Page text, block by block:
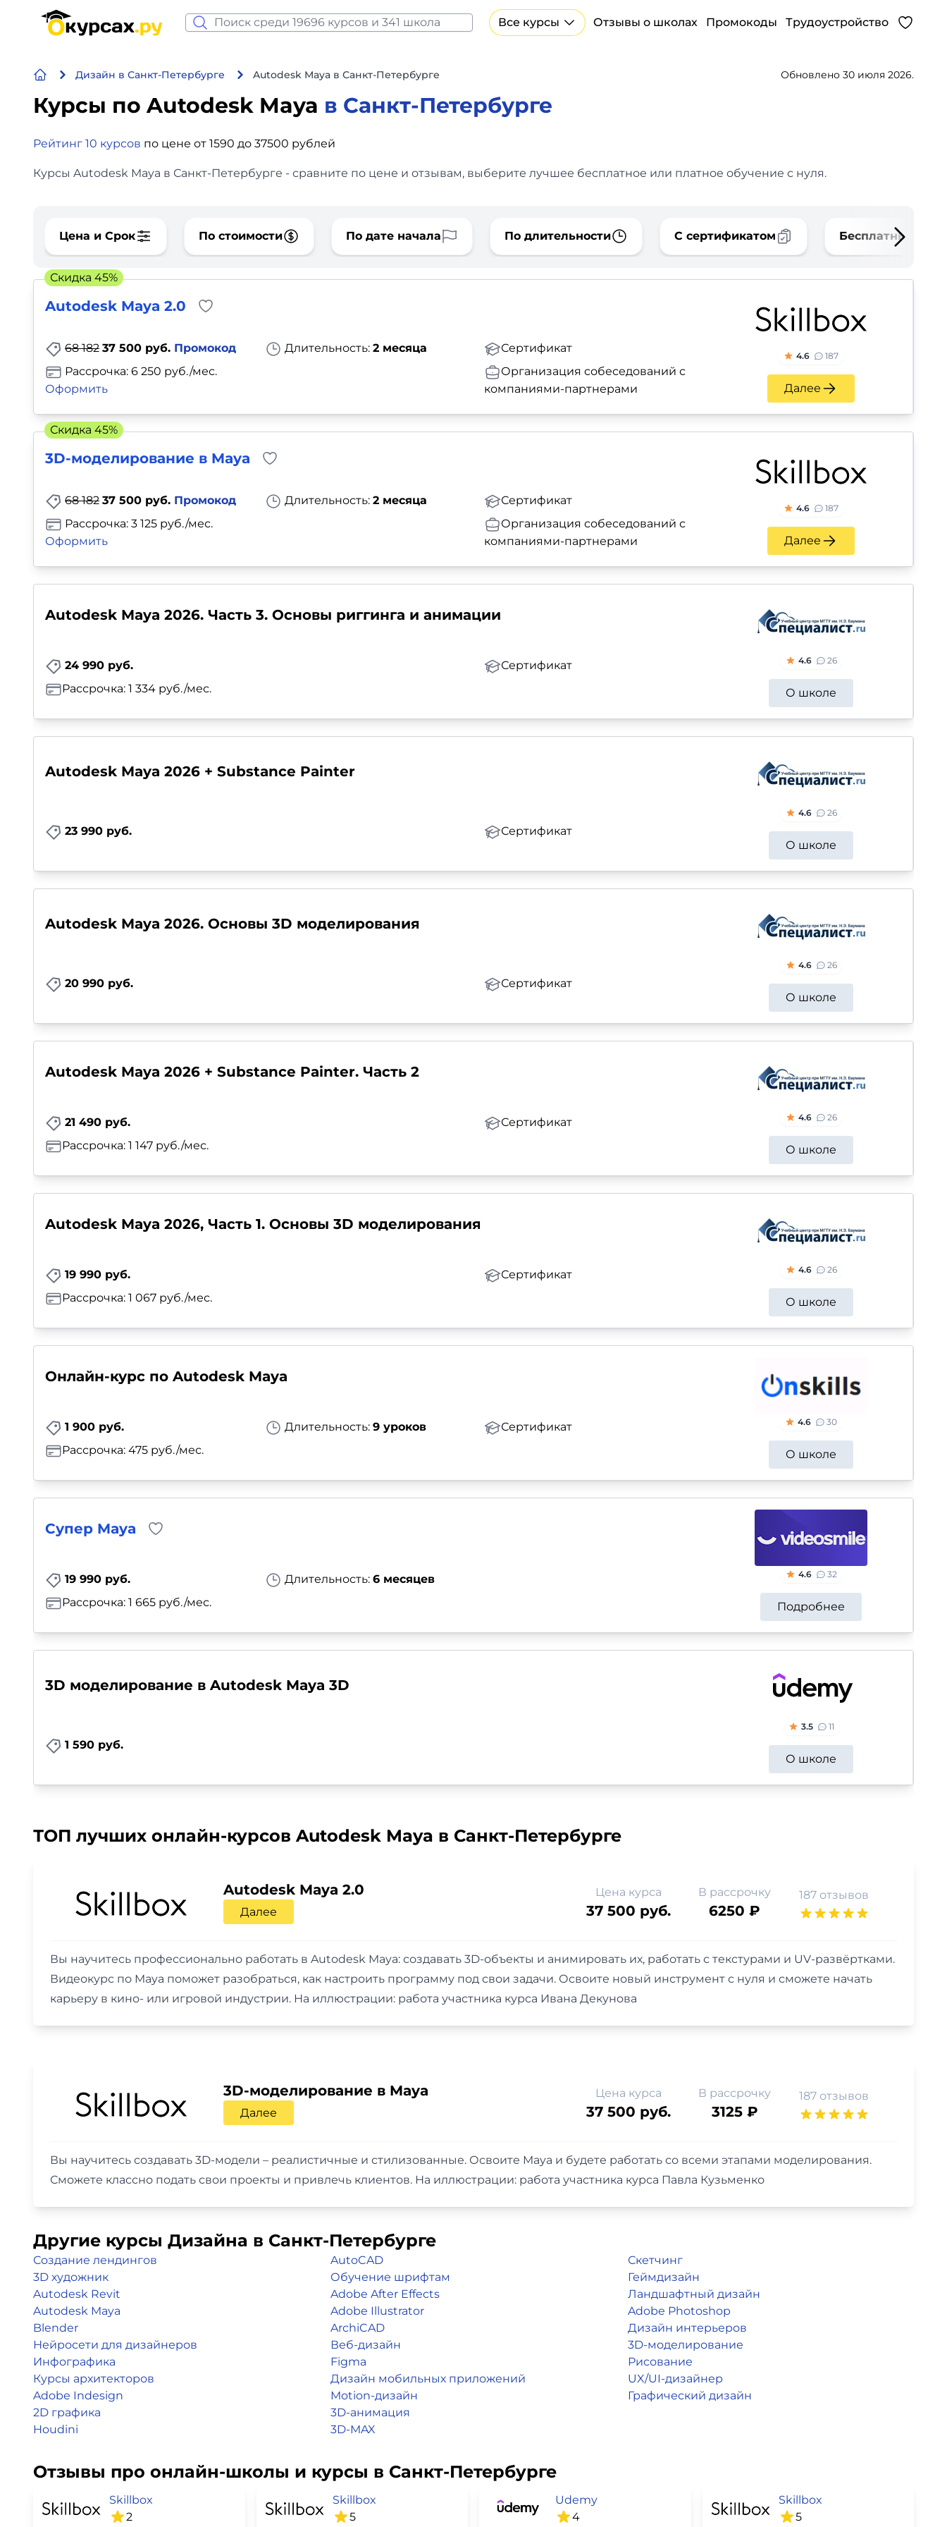
Все курсы Отзывы о школах Промокоды Трудоустройство
Дизайн в Санкт-Петербурге Autodesk Maya в Санкт-Петербурге Обновлено 30 июля 2026.
Курсы по Autodesk Maya в Санкт-Петербурге
Рейтинг 10 курсов по цене от 1590 до 37500 рублей
Курсы Autodesk Maya в Санкт-Петербурге - сравните по цене и отзывам, выберите лучшее бесплатное или платное обучение с нуля.
Цена и Срок По стоимости По дате начала По длительности С сертификатом Бесплатные
Autodesk Maya 2.0
68 182 37 500 руб. Промокод Длительность: 2 месяца
Сертификат
Рассрочка: 6 250 руб./мес.
Оформить
Организация собеседований с
компаниями-партнерами
4.6 187
Далее
Скидка 45%
3D-моделирование в Maya
68 182 37 500 руб. Промокод Длительность: 2 месяца
Сертификат
Рассрочка: 3 125 руб./мес.
Оформить
Организация собеседований с
компаниями-партнерами
4.6 187
Далее
Скидка 45%
Autodesk Maya 2026. Часть 3. Основы риггинга и анимации
24 990 руб.
Сертификат
Рассрочка: 1 334 руб./мес.
4.6 26
О школе
Autodesk Maya 2026 + Substance Painter
23 990 руб. Сертификат
4.6 26
О школе
Autodesk Maya 2026. Основы 3D моделирования
20 990 руб. Сертификат
4.6 26
О школе
Autodesk Maya 2026 + Substance Painter. Часть 2
21 490 руб.
Сертификат
Рассрочка: 1 147 руб./мес.
4.6 26
О школе
Autodesk Maya 2026, Часть 1. Основы 3D моделирования
19 990 руб.
Сертификат
Рассрочка: 1 067 руб./мес.
4.6 26
О школе
Онлайн-курс по Autodesk Maya
1 900 руб. Длительность: 9 уроков
Сертификат
Рассрочка: 475 руб./мес.
4.6 30
О школе
Супер Maya
19 990 руб. Длительность: 6 месяцев
Рассрочка: 1 665 руб./мес.
4.6 32
Подробнее
3D моделирование в Autodesk Maya 3D
1 590 руб.
3.5 11
О школе
ТОП лучших онлайн-курсов Autodesk Maya в Санкт-Петербурге
Autodesk Maya 2.0
Далее
Цена курса
37 500 руб.
В рассрочку
6250 ₽
187 отзывов
Вы научитесь профессионально работать в Autodesk Maya: создавать 3D-объекты и анимировать их, работать с текстурами и UV-развёртками.
Видеокурс по Maya поможет разобраться, как настроить программу под свои задачи. Освоите новый инструмент с нуля и сможете начать
карьеру в кино- или игровой индустрии. На иллюстрации: работа участника курса Ивана Декунова
3D-моделирование в Maya
Далее
Цена курса
37 500 руб.
В рассрочку
3125 ₽
187 отзывов
Вы научитесь создавать 3D-модели – реалистичные и стилизованные. Освоите Maya и будете работать со всеми этапами моделирования.
Сможете классно подать свои проекты и привлечь клиентов. На иллюстрации: работа участника курса Павла Кузьменко
Другие курсы Дизайна в Санкт-Петербурге
Создание лендингов
3D художник
Autodesk Revit
Autodesk Maya
Blender
Нейросети для дизайнеров
Инфографика
Курсы архитекторов
Adobe Indesign
2D графика
Houdini
AutoCAD
Обучение шрифтам
Adobe After Effects
Adobe Illustrator
ArchiCAD
Веб-дизайн
Figma
Дизайн мобильных приложений
Motion-дизайн
3D-анимация
3D-MAX
Скетчинг
Геймдизайн
Ландшафтный дизайн
Adobe Photoshop
Дизайн интерьеров
3D-моделирование
Рисование
UX/UI-дизайнер
Графический дизайн
Отзывы про онлайн-школы и курсы в Санкт-Петербурге
Skillbox
2
Skillbox
5
Udemy
4
Skillbox
5
Программирование
Бизнес и финансы
Дизайн
Видео, фото, аудио
Маркетинг
Иностранный язык
Для детей
Красота, здоровье, фитнес
Психология и саморазвитие
Прочее
Тесты на профориентацию
Курсы по нейросетям
Бесплатно